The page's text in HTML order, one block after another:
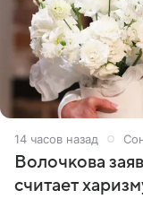
14 часов назад
Волочкова
считает